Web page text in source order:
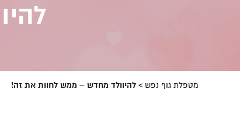
מטפלת גוף נפש > להיוולד מחדש – ממש לחוות את זה!